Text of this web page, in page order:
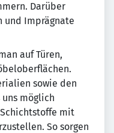
Darüber
und Imprägnate
auf Türen,
sowie den
möglich
mit
So sorgen